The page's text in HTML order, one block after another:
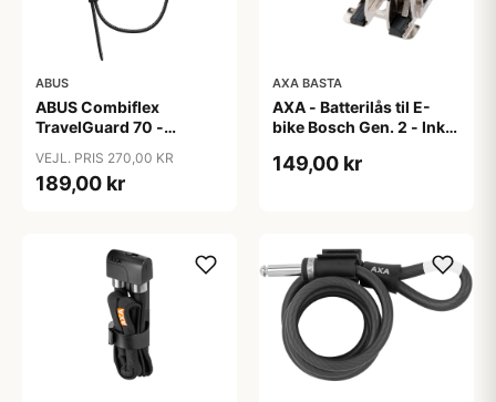
ABUS
ABUS Combiflex
TravelGuard 70 -
VEJL. PRIS 270,00 KR
189,00 kr
AXA BASTA
AXA - Batterilås til E-
bike Bosch Gen. 2 - Inkl.
149,00 kr